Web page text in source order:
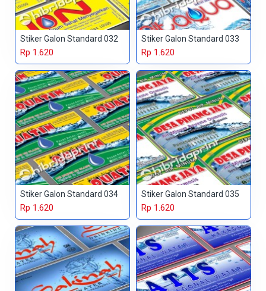
Stiker Galon Standard 032
Rp 1.620
Stiker Galon Standard 033
Rp 1.620
Stiker Galon Standard 034
Rp 1.620
Stiker Galon Standard 035
Rp 1.620